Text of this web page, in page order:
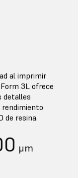
al imprimir
3L ofrece
detalles
rendimiento
de resina.
μm